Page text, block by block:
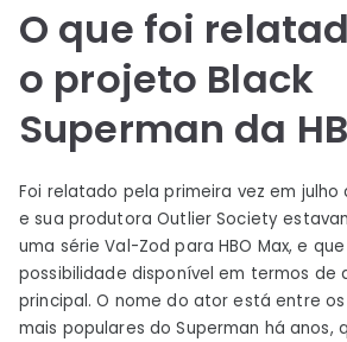
O que foi
o projeto Black
Superman da
Foi relatado pela primeira vez em julho
e sua produtora Outlier Society
uma série Val-Zod para HBO Max, e
possibilidade disponível em termos de
principal. O nome do ator está entre
mais populares do Superman há anos,